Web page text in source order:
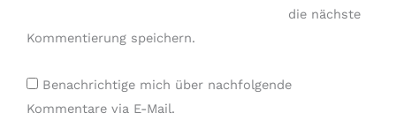
die nächste
Kommentierung speichern.
Benachrichtige mich über nachfolgende
Kommentare via E-Mail.